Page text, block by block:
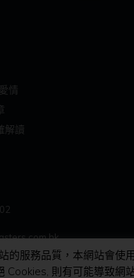
情
解讀
的服務品質，本網站會使
Cookies, 則有可能導致網